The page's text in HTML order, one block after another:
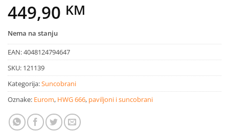
449,90 KM
Nema na stanju
EAN:4048124794647
SKU: 121139
Kategorija:Suncobrani
Oznake: Eurom, HWG 666, paviljoni i suncobrani